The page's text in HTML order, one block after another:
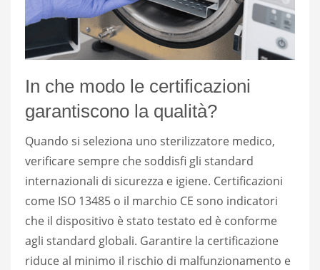
In che modo le certificazioni
garantiscono la qualità?
Quando si seleziona uno sterilizzatore medico,
verificare sempre che soddisfi gli standard
internazionali di sicurezza e igiene. Certificazioni
come ISO 13485 o il marchio CE sono indicatori
che il dispositivo è stato testato ed è conforme
agli standard globali. Garantire la certificazione
riduce al minimo il rischio di malfunzionamento e